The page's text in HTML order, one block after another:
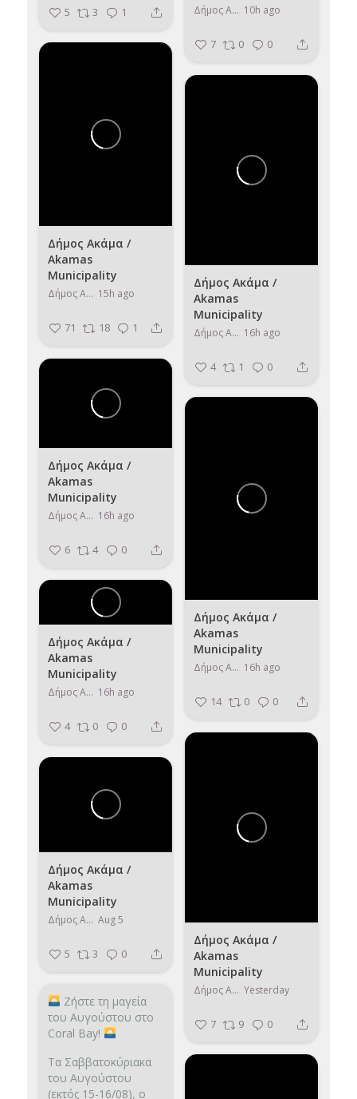
5 3 1 Δήμος Ακάμα / Akamas Municipality 10h ago
7 0 0
Δήμος Ακάμα /
Akamas
Municipality
Δήμος Ακάμα / Akamas Municipality 15h ago
71 18 1
Δήμος Ακάμα /
Akamas
Municipality
Δήμος Ακάμα / Akamas Municipality 16h ago
4 1 0
Δήμος Ακάμα /
Akamas
Municipality
Δήμος Ακάμα / Akamas Municipality 16h ago
6 4 0
Δήμος Ακάμα /
Akamas
Municipality
Δήμος Ακάμα / Akamas Municipality 16h ago
14 0 0
Δήμος Ακάμα /
Akamas
Municipality
Δήμος Ακάμα / Akamas Municipality 16h ago
4 0 0
Δήμος Ακάμα /
Akamas
Municipality
Δήμος Ακάμα / Akamas Municipality Yesterday
7 9 0
Δήμος Ακάμα /
Akamas
Municipality
Δήμος Ακάμα / Akamas Municipality Aug 5
5 3 0
Ζήστε τη μαγεία
του Αυγούστου στο
Coral Bay!
Τα Σαββατοκύριακα
του Αυγούστου
(εκτός 15-16/08), ο